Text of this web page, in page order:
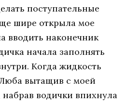
поступательные
шире открыла мое
вводить наконечник
начала заполнять
Когда жидкость
Люба вытащив с моей
водички впихнула